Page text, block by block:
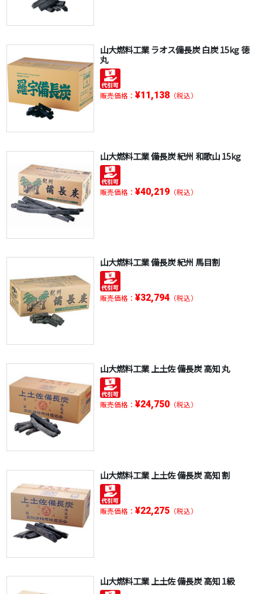
山大燃料工業 ラオス備長炭 白炭 15kg 徳
丸
販売価格： ¥11,138（税込）
山大燃料工業 備長炭 紀州 和歌山 15kg
販売価格： ¥40,219（税込）
山大燃料工業 備長炭 紀州 馬目割
販売価格： ¥32,794（税込）
山大燃料工業 上土佐 備長炭 高知 丸
販売価格： ¥24,750（税込）
山大燃料工業 上土佐 備長炭 高知 割
販売価格： ¥22,275（税込）
山大燃料工業 上土佐 備長炭 高知 1級